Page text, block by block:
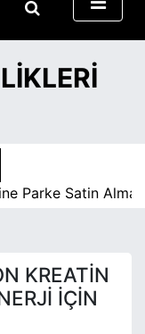
Satin
KREATIN
İÇIN